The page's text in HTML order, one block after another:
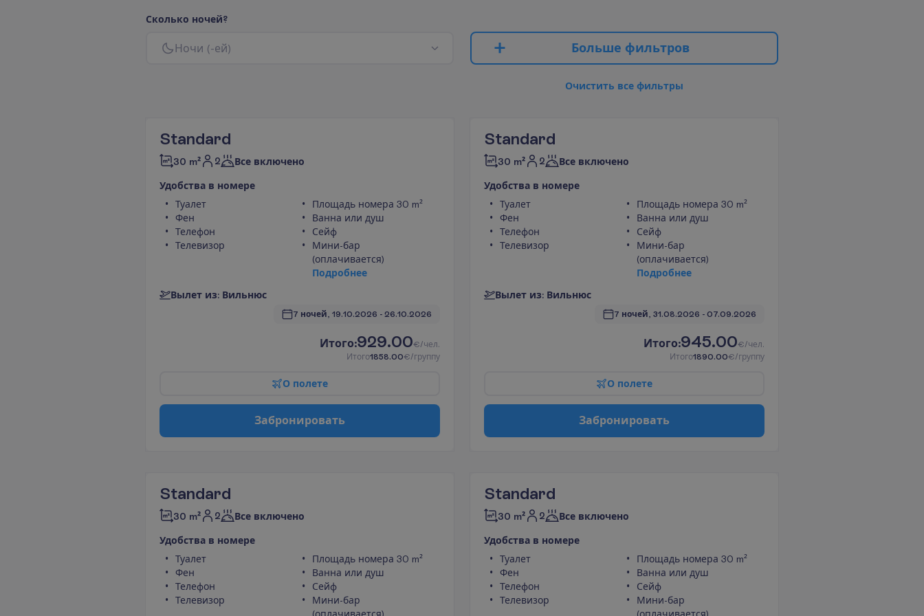
Сколько ночей?
Ночи (-ей) Больше фильтров
Очистить все фильтры
Standard
30 m² 2 Все включено
Удобства в номере
Туалет
Фен
Телефон
Телевизор
Площадь номера 30 m²
Ванна или душ
Сейф
Мини-бар
(оплачивается)
Подробнее
Вылет из: Вильнюс
7 ночей, 19.10.2026 - 26.10.2026
Итого:929.00€/чел.
Итого1858.00€/группу
О полете
Забронировать
Standard
30 m² 2 Все включено
Удобства в номере
Туалет
Фен
Телефон
Телевизор
Площадь номера 30 m²
Ванна или душ
Сейф
Мини-бар
(оплачивается)
Подробнее
Вылет из: Вильнюс
7 ночей, 31.08.2026 - 07.09.2026
Итого:945.00€/чел.
Итого1890.00€/группу
О полете
Забронировать
Standard
30 m² 2 Все включено
Удобства в номере
Туалет
Фен
Телефон
Телевизор
Площадь номера 30 m²
Ванна или душ
Сейф
Мини-бар
Standard
30 m² 2 Все включено
Удобства в номере
Туалет
Фен
Телефон
Телевизор
Площадь номера 30 m²
Ванна или душ
Сейф
Мини-бар